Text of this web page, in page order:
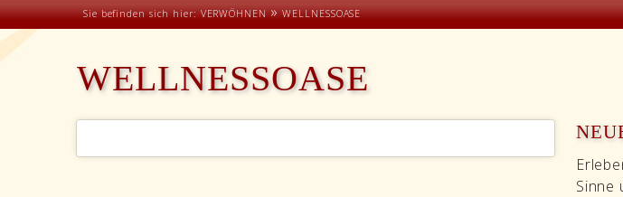
Sie befinden sich hier:VERWÖHNEN » WELLNESSOASE
WELLNESSOASE
Sinne